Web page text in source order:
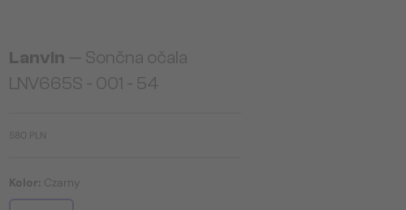
Lanvin — Sončna očala
LNV665S - 001 - 54
580 PLN
Kolor: Czarny